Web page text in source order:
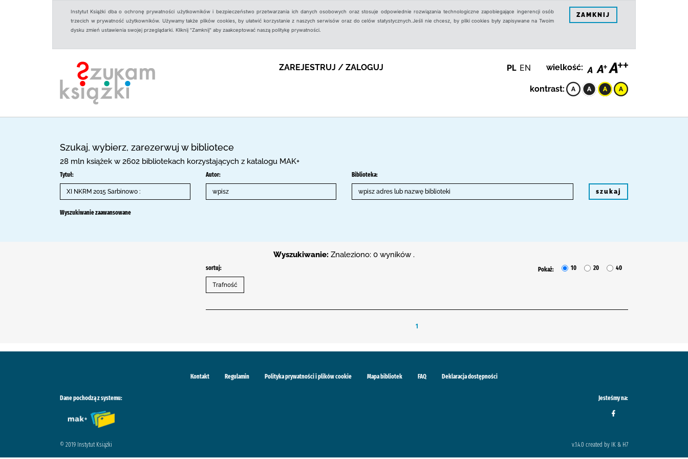
Instytut Książki dba o ochronę prywatności użytkowników i bezpieczeństwo przetwarzania ich danych osobowych oraz stosuje odpowiednie rozwiązania technologiczne zapobiegające ingerencji osób
trzecich w prywatność użytkowników. Używamy także plików cookies, by ułatwić korzystanie z naszych serwisów oraz do celów statystycznych.Jeśli nie chcesz, by pliki cookies były zapisywane na Twoim
dysku zmień ustawienia swojej przeglądarki. Kliknij "Zamknij" aby zaakceptować naszą politykę prywatności.
ZAMKNIJ
ZAREJESTRUJ / ZALOGUJ PL EN wielkość:
kontrast:
Szukaj, wybierz, zarezerwuj w bibliotece
28 mln książek w 2602 bibliotekach korzystających z katalogu MAK+
Tytuł: Autor: Biblioteka:
szukaj
Wyszukiwanie zaawansowane
Wyszukiwanie: Znaleziono: 0 wyników .
sortuj: Pokaż: 10 20 40
1
Kontakt Regulamin Polityka prywatności i plików cookie Mapa bibliotek FAQ Deklaracja dostępności
Dane pochodzą z systemu: Jesteśmy na:
© 2019 Instytut Książki v.1.4.0 created by IK & H7